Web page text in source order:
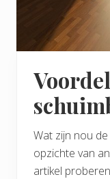
Wat zijn nou
opzichte van
artikel